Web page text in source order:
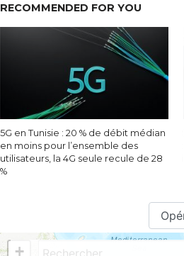
RECOMMENDED FOR YOU
5G en Tunisie : 20 % de débit médian
en moins pour l’ensemble des
utilisateurs, la 4G seule recule de 28
%